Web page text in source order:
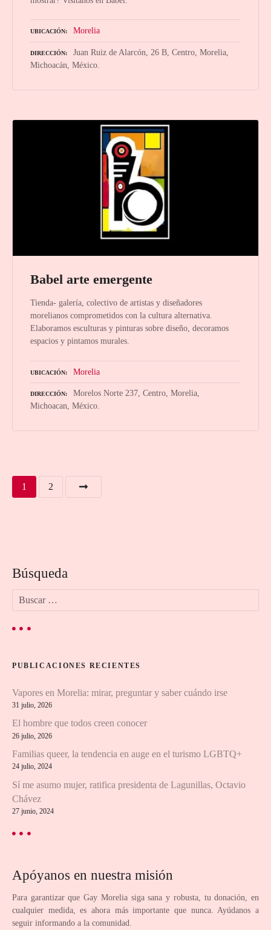
UBICACIÓN Morelia
DIRECCIÓN
Juan Ruiz de Alarcón, 26 B, Centro, Morelia,
Michoacán, México.
Babel arte emergente
Tienda- galería, colectivo de artistas y diseñadores
morelianos comprometidos con la cultura alternativa.
Elaboramos esculturas y pinturas sobre diseño, decoramos
espacios y pintamos murales.
UBICACIÓN Morelia
DIRECCIÓN
Morelos Norte 237, Centro, Morelia,
Michoacan, México.
N
a
c
i
ó
n
d
e
l
o
s
u
e
1 2
Búsqueda
c
:
PUBLICACIONES RECIENTES
Vapores en Morelia: mirar, preguntar y saber cuándo irse
31 julio, 2026
El hombre que todos creen conocer
26 julio, 2026
Familias queer, la tendencia en auge en el turismo LGBTQ+
24 julio, 2024
Sí me asumo mujer, ratifica presidenta de Lagunillas, Octavio
Chávez
27 junio, 2024
Apóyanos en nuestra misión
Para garantizar que Gay Morelia siga sana y robusta, tu donación, en
cualquier medida, es ahora más importante que nunca. Ayúdanos a
seguir informando a la comunidad.